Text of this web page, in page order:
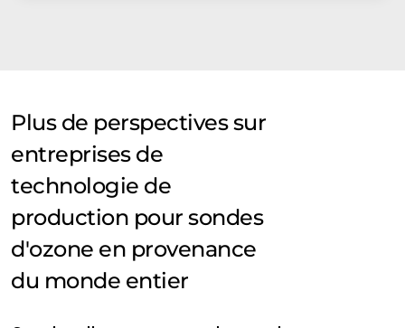
Plus de perspectives sur
entreprises de
technologie de
production pour sondes
d'ozone en provenance
du monde entier